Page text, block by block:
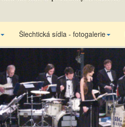
Šlechtická sídla - fotogalerie